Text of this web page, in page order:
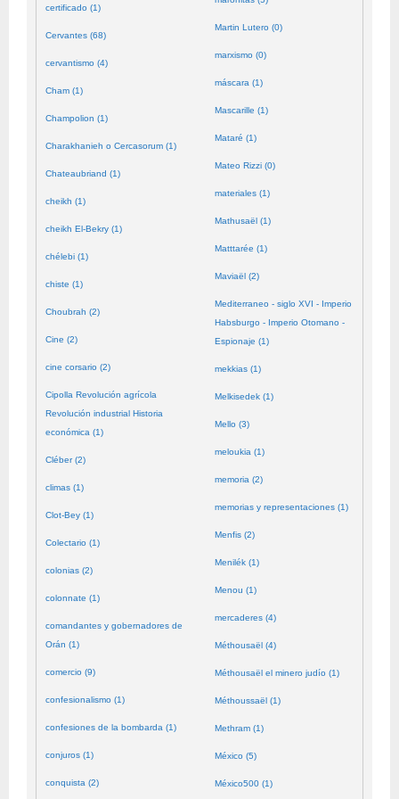
certificado (1)
Cervantes (68)
cervantismo (4)
Cham (1)
Champolion (1)
Charakhanieh o Cercasorum (1)
Chateaubriand (1)
cheikh (1)
cheikh El-Bekry (1)
chélebi (1)
chiste (1)
Choubrah (2)
Cine (2)
cine corsario (2)
Cipolla Revolución agrícola
Revolución industrial Historia
económica (1)
Cléber (2)
climas (1)
Clot-Bey (1)
Colectario (1)
colonias (2)
colonnate (1)
comandantes y gobernadores de
Orán (1)
comercio (9)
confesionalismo (1)
confesiones de la bombarda (1)
conjuros (1)
conquista (2)
Martin Lutero (0)
marxismo (0)
máscara (1)
Mascarille (1)
Mataré (1)
Mateo Rizzi (0)
materiales (1)
Mathusaël (1)
Matttarée (1)
Maviaël (2)
Mediterraneo - siglo XVI - Imperio
Habsburgo - Imperio Otomano -
Espionaje (1)
mekkias (1)
Melkisedek (1)
Mello (3)
meloukia (1)
memoria (2)
memorias y representaciones (1)
Menfis (2)
Menilék (1)
Menou (1)
mercaderes (4)
Méthousaël (4)
Méthousaël el minero judío (1)
Méthoussaël (1)
Methram (1)
México (5)
México500 (1)